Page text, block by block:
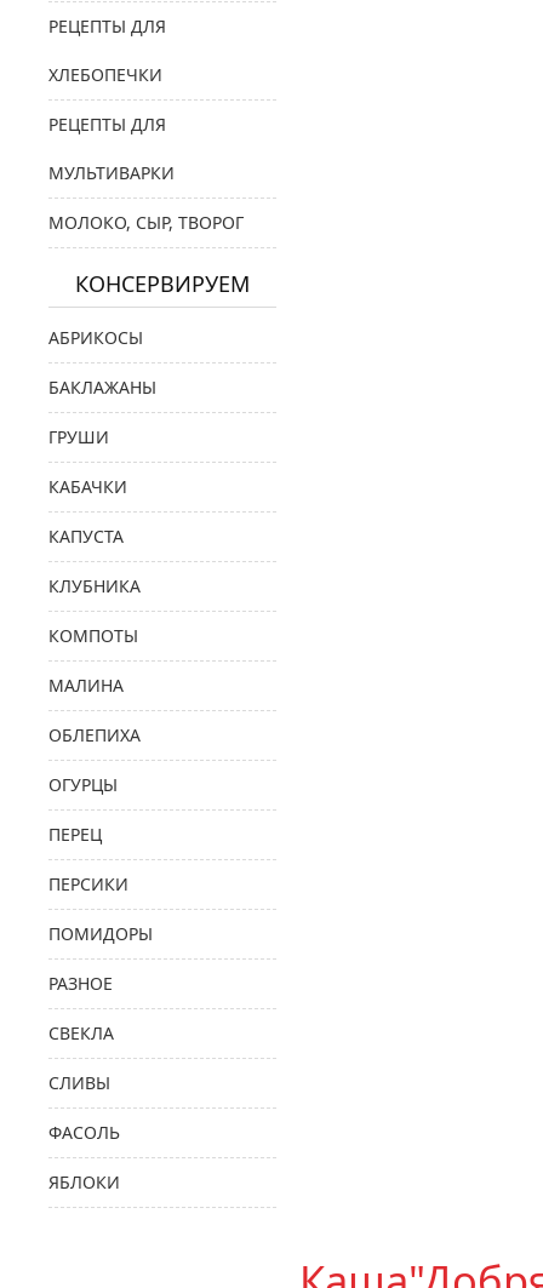
РЕЦЕПТЫ ДЛЯ
ХЛЕБОПЕЧКИ
РЕЦЕПТЫ ДЛЯ
МУЛЬТИВАРКИ
МОЛОКО, СЫР, ТВОРОГ
КОНСЕРВИРУЕМ
АБРИКОСЫ
БАКЛАЖАНЫ
ГРУШИ
КАБАЧКИ
КАПУСТА
КЛУБНИКА
КОМПОТЫ
МАЛИНА
ОБЛЕПИХА
ОГУРЦЫ
ПЕРЕЦ
ПЕРСИКИ
ПОМИДОРЫ
РАЗНОЕ
СВЕКЛА
СЛИВЫ
ФАСОЛЬ
ЯБЛОКИ